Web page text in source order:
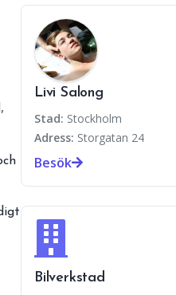
Livi Salong
Stad: Stockholm
Adress: Storgatan 24
Besök
Bilverkstad